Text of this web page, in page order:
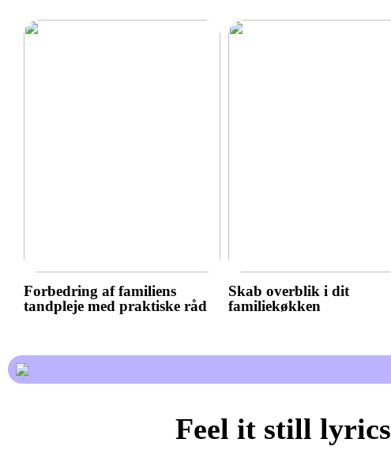
Forbedring af familiens
tandpleje med praktiske råd
Skab overblik i dit
familiekøkken
Feel it still lyrics